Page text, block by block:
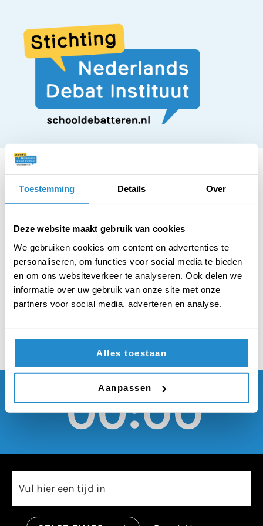
Toestemming Details Over
Deze website maakt gebruik van cookies
We gebruiken cookies om content en advertenties te
personaliseren, om functies voor social media te bieden
en om ons websiteverkeer te analyseren. Ook delen we
informatie over uw gebruik van onze site met onze
partners voor social media, adverteren en analyse.
Alles toestaan
Aanpassen
De helft van de
Tweede Kamerleden
moet vrouw zijn
00:00